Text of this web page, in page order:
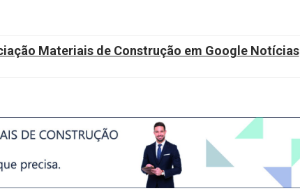
Materiais de Construção em Google Notícias